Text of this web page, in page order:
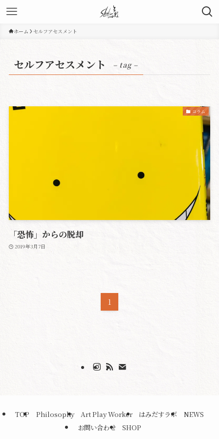
ホーム セルフアセスメント
セルフアセスメント – tag –
コラム
「恐怖」からの脱却
2019年3月7日
1
TOP Philosophy Art Play Worker はみだすラボ
NEWS
お問い合わせ
SHOP